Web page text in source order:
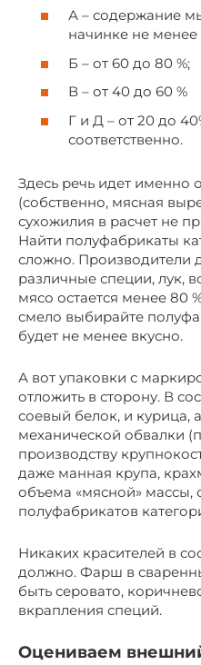
А – содержание
начинке не менее
Б – от 60 до 80 %;
В – от 40 до 60 %
Г и Д – от 20 до
соответственно.
Здесь речь идет
(собственно, мясная
сухожилия в расчет не
Найти полуфабрикаты
сложно. Производители
различные специи, лук,
мясо остается менее 80
смело выбирайте
будет не менее вкусно.
А вот упаковки с
отложить в сторону. В
соевый белок, и курица,
механической обвалки
производству
даже манная крупа,
объема «мясной» массы,
полуфабрикатов
Никаких красителей в
должно. Фарш в
быть серовато,
вкрапления специй.
Оцениваем